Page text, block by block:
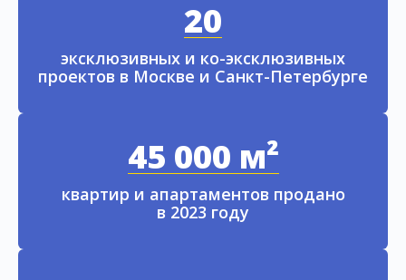
20
эксклюзивных и ко-эксклюзивных
проектов в Москве и Санкт-Петербурге
45 000 м²
квартир и апартаментов продано
в 2023 году